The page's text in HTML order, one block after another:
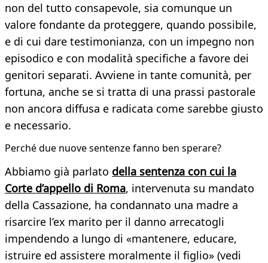
non del tutto consapevole, sia comunque un
valore fondante da proteggere, quando possibile,
e di cui dare testimonianza, con un impegno non
episodico e con modalità specifiche a favore dei
genitori separati. Avviene in tante comunità, per
fortuna, anche se si tratta di una prassi pastorale
non ancora diffusa e radicata come sarebbe giusto
e necessario.
Perché due nuove sentenze fanno ben sperare?
Abbiamo già parlato della sentenza con cui la
Corte d’appello di Roma, intervenuta su mandato
della Cassazione, ha condannato una madre a
risarcire l’ex marito per il danno arrecatogli
impendendo a lungo di «mantenere, educare,
istruire ed assistere moralmente il figlio» (vedi